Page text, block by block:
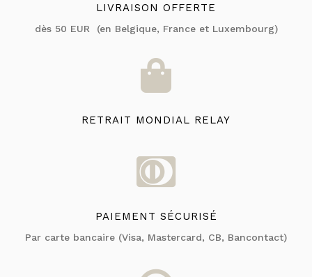
LIVRAISON OFFERTE
dès 50 EUR (en Belgique, France et Luxembourg)

RETRAIT MONDIAL RELAY

PAIEMENT SÉCURISÉ
Par carte bancaire (Visa, Mastercard, CB, Bancontact)